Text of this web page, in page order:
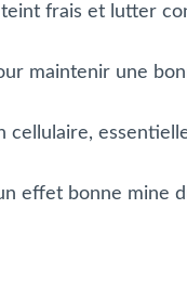
teint frais et lutter
maintenir une
effet bonne mine